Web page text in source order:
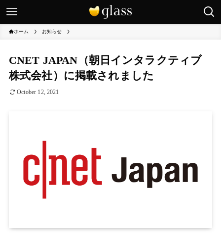
ホーム お知らせ
CNET JAPAN（朝日インタラクティブ
株式会社）に掲載されました
October 12, 2021